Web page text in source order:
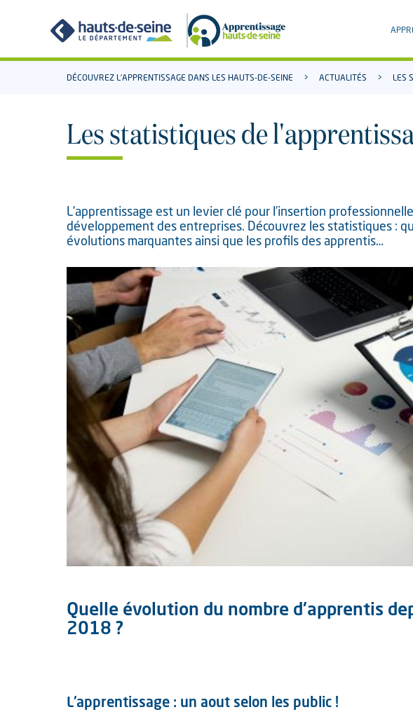
recherche
DÉCOUVREZ L’APPRENTISSAGE DANS LES HAUTS-DE-SEINE ACTUALITÉS LES
Les statistiques de
L’apprentissage est un levier clé pour l’insertion
développement des entreprises. Découvrez les statistiques :
évolutions marquantes ainsi que les profils des apprentis…
Quelle évolution du nombre d'apprentis
2018 ?
L'apprentissage : un aout selon les public !